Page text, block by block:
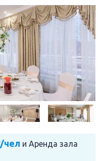
чел и Аренда зала